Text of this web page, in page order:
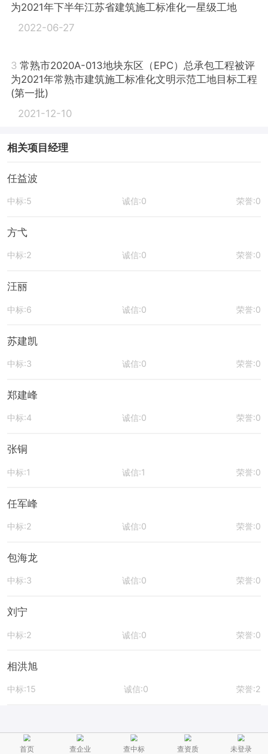
为2021年下半年江苏省建筑施工标准化一星级工地
2022-06-27
3 常熟市2020A-013地块东区（EPC）总承包工程被评
为2021年常熟市建筑施工标准化文明示范工地目标工程
(第一批)
2021-12-10
相关项目经理
任益波
中标:5 诚信:0 荣誉:0
方弋
中标:2 诚信:0 荣誉:0
汪丽
中标:6 诚信:0 荣誉:0
苏建凯
中标:3 诚信:0 荣誉:0
郑建峰
中标:4 诚信:0 荣誉:0
张铜
中标:1 诚信:1 荣誉:0
任军峰
中标:2 诚信:0 荣誉:0
包海龙
中标:3 诚信:0 荣誉:0
刘宁
中标:2 诚信:0 荣誉:0
相洪旭
中标:15 诚信:0 荣誉:2
首页 查企业 查中标 查资质 未登录